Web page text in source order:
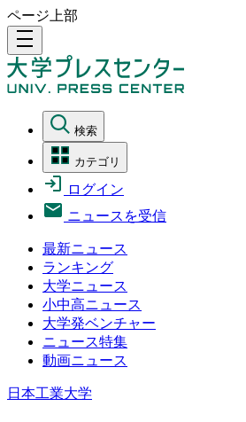
ページ上部
density_medium
検索
カテゴリ
ログイン
ニュースを受信
最新ニュース
ランキング
大学ニュース
小中高ニュース
大学発ベンチャー
ニュース特集
動画ニュース
日本工業大学